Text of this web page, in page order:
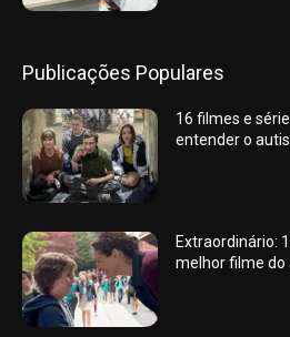
Publicações Populares
16 filmes e
entender o
Extraordinário:
melhor filme do